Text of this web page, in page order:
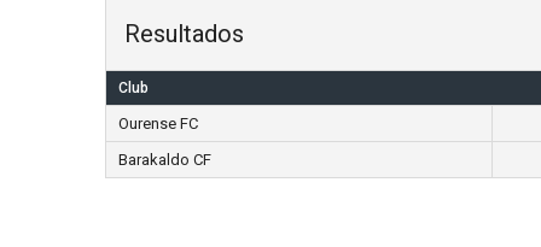
Resultados
Club
Ourense FC
Barakaldo CF